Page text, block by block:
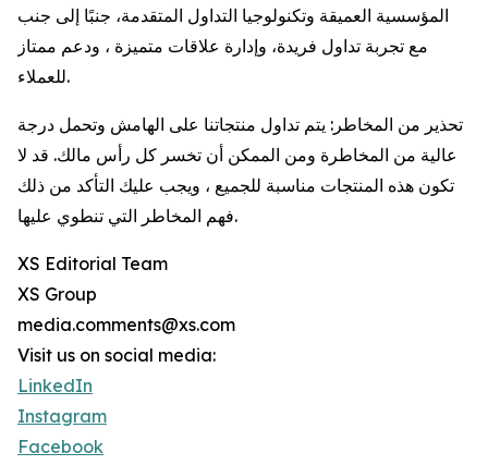
المؤسسية العميقة وتكنولوجيا التداول المتقدمة، جنبًا إلى جنب
مع تجربة تداول فريدة، وإدارة علاقات متميزة ، ودعم ممتاز
للعملاء.
تحذير من المخاطر: يتم تداول منتجاتنا على الهامش وتحمل درجة
عالية من المخاطرة ومن الممكن أن تخسر كل رأس مالك. قد لا
تكون هذه المنتجات مناسبة للجميع ، ويجب عليك التأكد من ذلك
فهم المخاطر التي تنطوي عليها.
XS Editorial Team
XS Group
media.comments@xs.com
Visit us on social media:
LinkedIn
Instagram
Facebook